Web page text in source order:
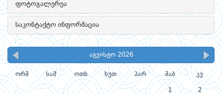
ფოტოგალერეა
საკონტაქტო ინფორმაცია
აგვისტო 2026
ორშ სამ ოთხ ხუთ პარ შაბ კვ
1 2